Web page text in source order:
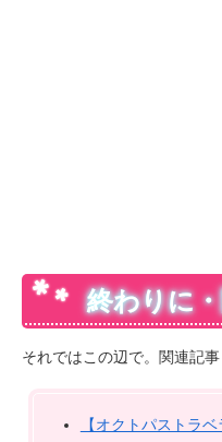
終わりに
それではこの辺で。関連記事
【オクトパストラ